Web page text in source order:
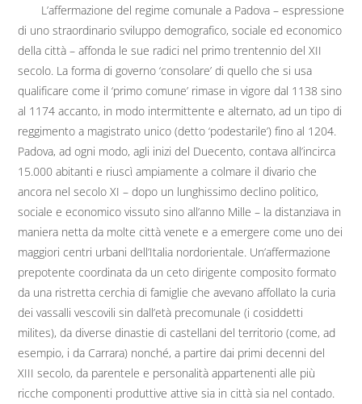
L’affermazione del regime comunale a Padova – espressione
di uno straordinario sviluppo demografico, sociale ed economico
della città – affonda le sue radici nel primo trentennio del XII
secolo. La forma di governo ‘consolare’ di quello che si usa
qualificare come il ‘primo comune’ rimase in vigore dal 1138 sino
al 1174 accanto, in modo intermittente e alternato, ad un tipo di
reggimento a magistrato unico (detto ‘podestarile’) fino al 1204.
Padova, ad ogni modo, agli inizi del Duecento, contava all’incirca
15.000 abitanti e riuscì ampiamente a colmare il divario che
ancora nel secolo XI – dopo un lunghissimo declino politico,
sociale e economico vissuto sino all’anno Mille – la distanziava in
maniera netta da molte città venete e a emergere come uno dei
maggiori centri urbani dell’Italia nordorientale. Un’affermazione
prepotente coordinata da un ceto dirigente composito formato
da una ristretta cerchia di famiglie che avevano affollato la curia
dei vassalli vescovili sin dall’età precomunale (i cosiddetti
milites), da diverse dinastie di castellani del territorio (come, ad
esempio, i da Carrara) nonché, a partire dai primi decenni del
XIII secolo, da parentele e personalità appartenenti alle più
ricche componenti produttive attive sia in città sia nel contado.